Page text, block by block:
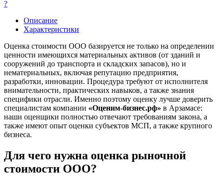
?
Описание
Характеристики
Оценка стоимости ООО базируется не только на определении
ценности имеющихся материальных активов (от зданий и
сооружений до транспорта и складских запасов), но и
нематериальных, включая репутацию предприятия,
разработки, инновации. Процедура требуют от исполнителя
внимательности, практических навыков, а также знания
специфики отрасли. Именно поэтому оценку лучше доверить
специалистам компании «Оценим-бизнес.рф» в Арзамасе:
наши оценщики полностью отвечают требованиям закона, а
также имеют опыт оценки субъектов МСП, а также крупного
бизнеса.
Для чего нужна оценка рыночной
стоимости ООО?
Аша
Баймак
Балабаново
Балашиха
Балашов
Барабинск
Барнаул
Батайск
Бахчисарай
Белая Калитва
Белгород
Белово